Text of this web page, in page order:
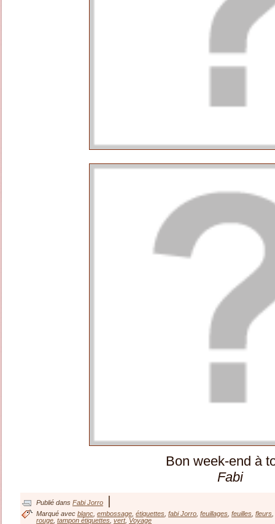
Bon week-end à
Fabi
Publié dans Fabi Jorro
Marqué avec blanc embossage étiquettes fabi Jorro feuillages feuilles fleurs
rouge tampon étiquettes vert, Voyage